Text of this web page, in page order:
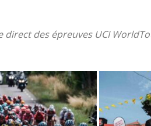
des épreuves UCI